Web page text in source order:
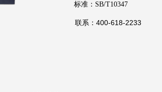
标准：SB/T10347
联系：400-618-2233